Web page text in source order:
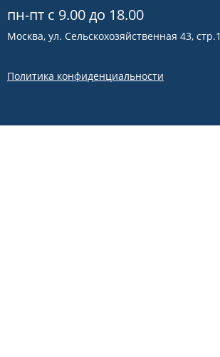
пн-пт с 9.00 до 18.00
Москва, ул. Сельскохозяйственная 43, стр.1
Политика конфиденциальности